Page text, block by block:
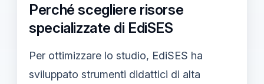
Perché scegliere risorse
specializzate di EdiSES
Per ottimizzare lo studio, EdiSES ha
sviluppato strumenti didattici di alta